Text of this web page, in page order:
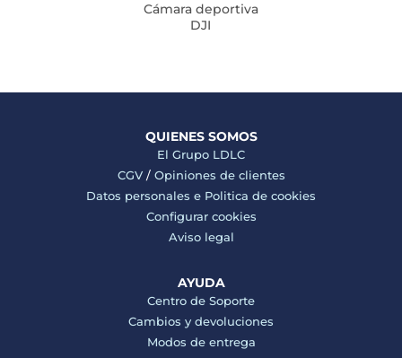
Cámara deportiva
DJI
QUIENES SOMOS
El Grupo LDLC
CGV/ Opiniones de clientes
Datos personales e Politica de cookies
Configurar cookies
Aviso legal
AYUDA
Centro de Soporte
Cambios y devoluciones
Modos de entrega